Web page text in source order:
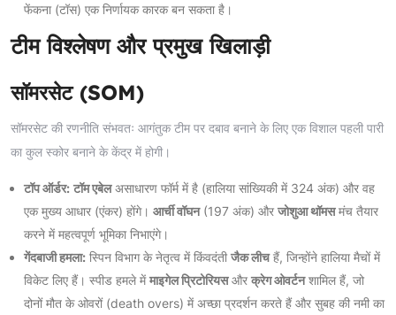
फेंकना (टॉस) एक निर्णायक कारक बन सकता है।
टीम विश्लेषण और प्रमुख खिलाड़ी
सॉमरसेट (SOM)
सॉमरसेट की रणनीति संभवतः आगंतुक टीम पर दबाव बनाने के लिए एक विशाल पहली पारी
का कुल स्कोर बनाने के केंद्र में होगी।
टॉप ऑर्डर: टॉम एबेलअसाधारण फॉर्म में है (हालिया सांख्यिकी में 324 अंक) और वह
एक मुख्य आधार (एंकर) होंगे। आर्ची वॉघन(197 अंक) और जोशुआ थॉमसमंच तैयार
करने में महत्वपूर्ण भूमिका निभाएंगे।
गेंदबाजी हमला: स्पिन विभाग के नेतृत्व में किंवदंती जैक लीचहैं, जिन्होंने हालिया मैचों में
विकेट लिए हैं। स्पीड हमले मेंमाइगेल प्रिटोरियसऔर क्रेग ओवर्टनशामिल हैं, जो
दोनों मौत के ओवरों (death overs) में अच्छा प्रदर्शन करते हैं और सुबह की नमी का